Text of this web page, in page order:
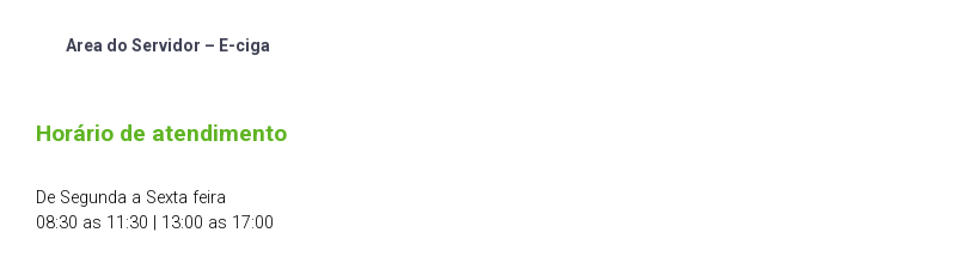
Area do Servidor – E-ciga
Horário de atendimento
De Segunda a Sexta feira
08:30 as 11:30 | 13:00 as 17:00